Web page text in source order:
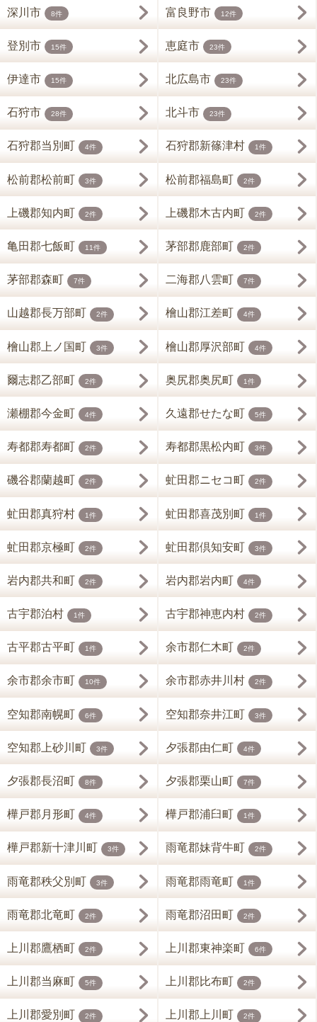
深川市 8件 富良野市 12件
登別市 15件 恵庭市 23件
伊達市 15件 北広島市 23件
石狩市 28件 北斗市 23件
石狩郡当別町 4件 石狩郡新篠津村 1件
松前郡松前町 3件 松前郡福島町 2件
上磯郡知内町 2件 上磯郡木古内町 2件
亀田郡七飯町 11件 茅部郡鹿部町 2件
茅部郡森町 7件 二海郡八雲町 7件
山越郡長万部町 2件 檜山郡江差町 4件
檜山郡上ノ国町 3件 檜山郡厚沢部町 4件
爾志郡乙部町 2件 奥尻郡奥尻町 1件
瀬棚郡今金町 4件 久遠郡せたな町 5件
寿都郡寿都町 2件 寿都郡黒松内町 3件
磯谷郡蘭越町 2件 虻田郡ニセコ町 2件
虻田郡真狩村 1件 虻田郡喜茂別町 1件
虻田郡京極町 2件 虻田郡倶知安町 3件
岩内郡共和町 2件 岩内郡岩内町 4件
古宇郡泊村 1件 古宇郡神恵内村 2件
古平郡古平町 1件 余市郡仁木町 2件
余市郡余市町 10件 余市郡赤井川村 2件
空知郡南幌町 6件 空知郡奈井江町 3件
空知郡上砂川町 3件 夕張郡由仁町 4件
夕張郡長沼町 8件 夕張郡栗山町 7件
樺戸郡月形町 4件 樺戸郡浦臼町 1件
樺戸郡新十津川町 3件 雨竜郡妹背牛町 2件
雨竜郡秩父別町 3件 雨竜郡雨竜町 1件
雨竜郡北竜町 2件 雨竜郡沼田町 2件
上川郡鷹栖町 2件 上川郡東神楽町 6件
上川郡当麻町 5件 上川郡比布町 2件
上川郡愛別町 2件 上川郡上川町 2件